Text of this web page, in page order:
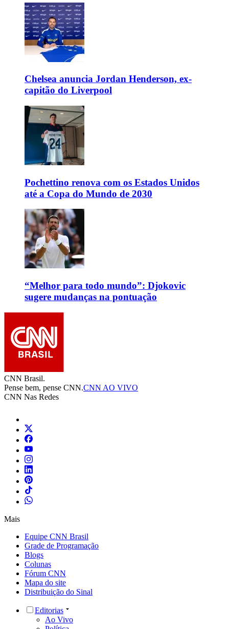
Chelsea anuncia Jordan Henderson, ex-
capitão do Liverpool
Pochettino renova com os Estados Unidos
até a Copa do Mundo de 2030
“Melhor para todo mundo”: Djokovic
sugere mudanças na pontuação
CNN Brasil.
Pense bem, pense CNN.CNN AO VIVO
CNN Nas Redes
Mais
Equipe CNN Brasil
Grade de Programação
Blogs
Colunas
Fórum CNN
Mapa do site
Distribuição do Sinal
Editorias
Ao Vivo